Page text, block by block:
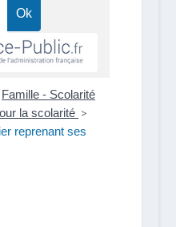
Famille - Scolarité
la scolarité >
reprenant ses